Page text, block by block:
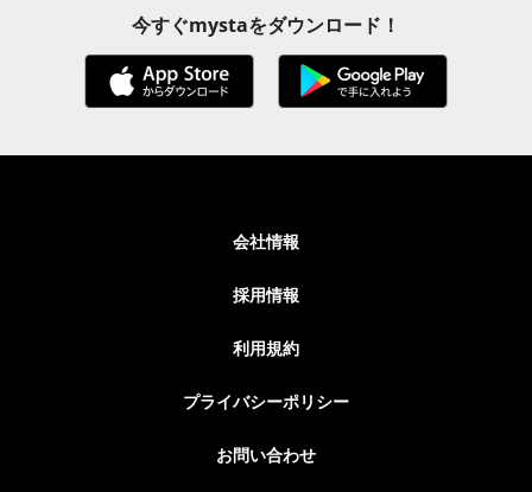
今すぐmystaをダウンロード！
会社情報
採用情報
利用規約
プライバシーポリシー
お問い合わせ